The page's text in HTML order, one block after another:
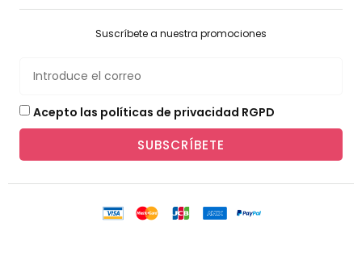
Suscríbete a nuestra promociones
Acepto las políticas de privacidad RGPD
SUBSCRÍBETE